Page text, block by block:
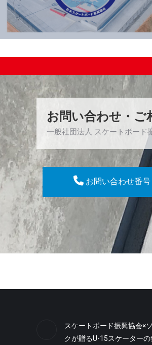
お問い合わせ・ご
一般社団法人 スケートボード
お問い合わせ番
スケートボード振興協会×
クが贈るU-15スケーター